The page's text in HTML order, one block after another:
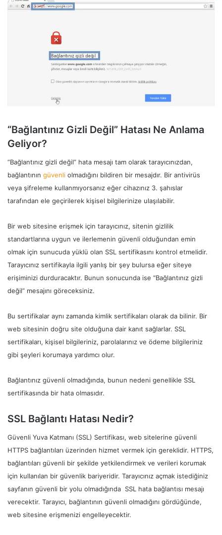
“Bağlantınız Gizli Değil” Hatası Ne Anlama
Geliyor?
“Bağlantınız gizli değil” hata mesajı tam olarak tarayıcınızdan,
bağlantının güvenli olmadığını bildiren bir mesajdır. Bir antivirüs
veya şifreleme kullanmıyorsanız eğer cihazınız 3. şahıslar
tarafından ele geçirilerek kişisel bilgilerinize ulaşılabilir.
Bir web sitesine erişmek için tarayıcınız, sitenin gizlilik
standartlarına uygun ve ilerlemenin güvenli olduğundan emin
olmak için sunucuda yüklü olan SSL sertifikasını kontrol etmelidir.
Tarayıcınız sertifikayla ilgili yanlış bir şey bulursa eğer siteye
erişiminizi durduracaktır. Bunun sonucunda ise “Bağlantınız gizli
değil” mesajını göreceksiniz.
Bu sertifikalar aynı zamanda kimlik sertifikaları olarak da bilinir. Bir
web sitesinin doğru site olduğuna dair kanıt sağlarlar. SSL
sertifikaları, kişisel bilgileriniz, parolalarınız ve ödeme bilgileriniz
gibi şeyleri korumaya yardımcı olur.
Bağlantınız güvenli olmadığında, bunun nedeni genellikle SSL
sertifikasında bir hata olmasıdır.
SSL Bağlantı Hatası Nedir?
Güvenli Yuva Katmanı (SSL) Sertifikası, web sitelerine güvenli
HTTPS bağlantıları üzerinden hizmet vermek için gereklidir. HTTPS,
bağlantıları güvenli bir şekilde yetkilendirmek ve verileri korumak
için kullanılan bir güvenlik bariyeridir. Tarayıcınız açmak istediğiniz
sayfanın güvenli bir yolu olmadığında SSL hata bağlantısı mesajı
verecektir. Tarayıcı, bağlantının güvenli olmadığını gördüğünde,
web sitesine erişmenizi engelleyecektir.